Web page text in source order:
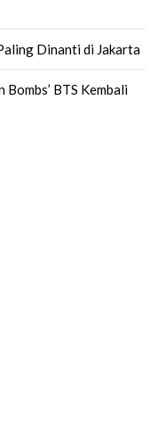
Dinanti di Jakarta
Bombs’ BTS Kembali